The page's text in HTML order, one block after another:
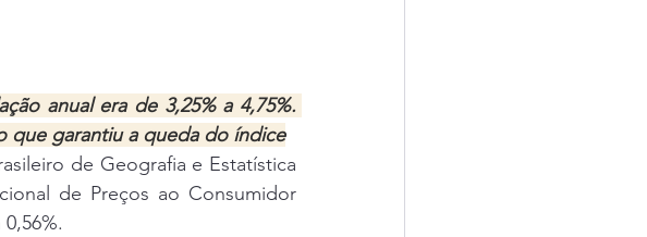
anual era de 3,25% a 4,75%.
que garantiu a queda do índice
de Geografia e Estatística
de Preços ao Consumidor